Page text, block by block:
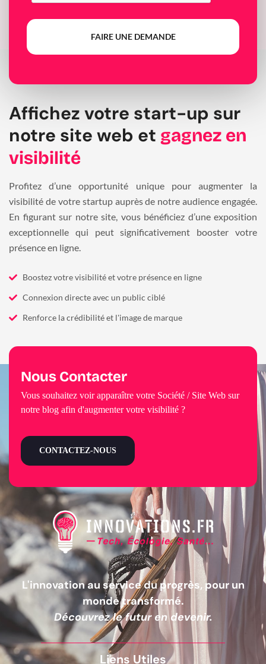
FAIRE UNE DEMANDE
Affichez votre start-up sur
notre site web et gagnez en
visibilité
Profitez d’une opportunité unique pour augmenter la
visibilité de votre startup auprès de notre audience engagée.
En figurant sur notre site, vous bénéficiez d’une exposition
exceptionnelle qui peut significativement booster votre
présence en ligne.
Boostez votre visibilité et votre présence en ligne
Connexion directe avec un public ciblé
Renforce la crédibilité et l'image de marque
L'innovation au service du progrès, pour un
monde transformé.
Découvrez le futur en devenir.
Liens Utiles
Nous Contacter
Vous souhaitez voir apparaître votre Société / Site Web sur
notre blog afin d'augmenter votre visibilité ?
CONTACTEZ-NOUS